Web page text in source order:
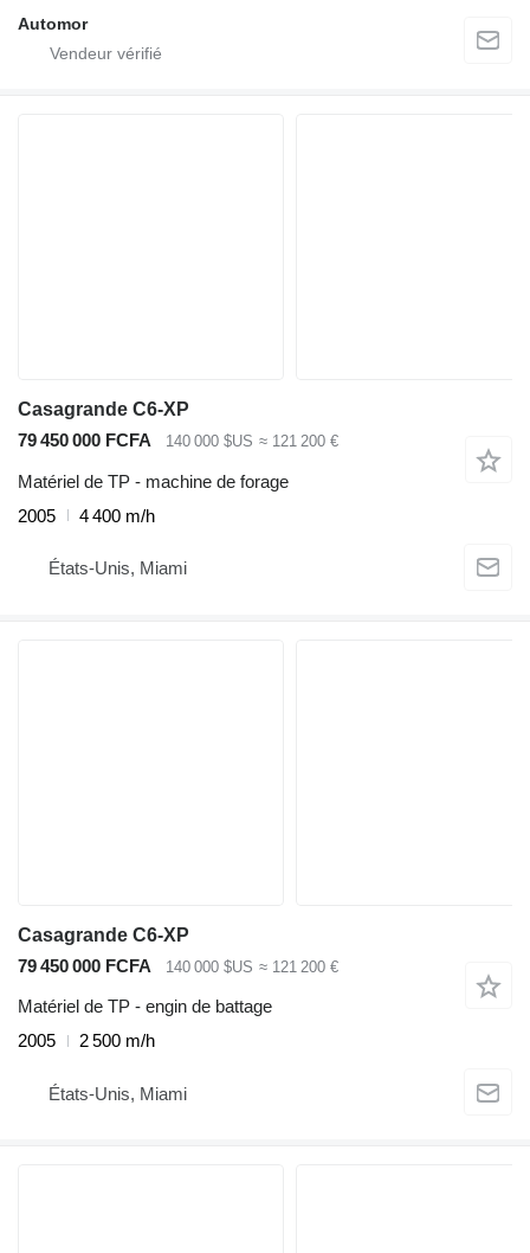
Automor
Casagrande C6-XP
79 450 000 FCFA
140 000 $US ≈ 121 200 €
Matériel de TP - machine de forage
2005
4 400 m/h
États-Unis, Miami
Casagrande C6-XP
79 450 000 FCFA
140 000 $US ≈ 121 200 €
Matériel de TP - engin de battage
2005
2 500 m/h
États-Unis, Miami